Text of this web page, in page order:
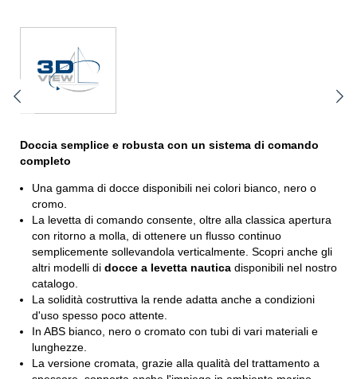
Doccia semplice e robusta con un sistema di comando
completo
Una gamma di docce disponibili nei colori bianco, nero o
cromo.
La levetta di comando consente, oltre alla classica apertura
con ritorno a molla, di ottenere un flusso continuo
semplicemente sollevandola verticalmente. Scopri anche gli
altri modelli di docce a levetta nautica disponibili nel nostro
catalogo.
La solidità costruttiva la rende adatta anche a condizioni
d'uso spesso poco attente.
In ABS bianco, nero o cromato con tubi di vari materiali e
lunghezze.
La versione cromata, grazie alla qualità del trattamento a